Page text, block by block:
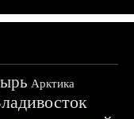
Арктика